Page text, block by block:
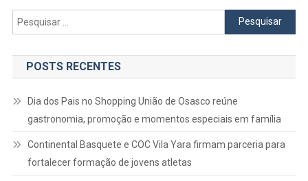
Pesquisar
por:
POSTS RECENTES
Dia dos Pais no Shopping União de Osasco reúne
gastronomia, promoção e momentos especiais em família
Continental Basquete e COC Vila Yara firmam parceria para
fortalecer formação de jovens atletas